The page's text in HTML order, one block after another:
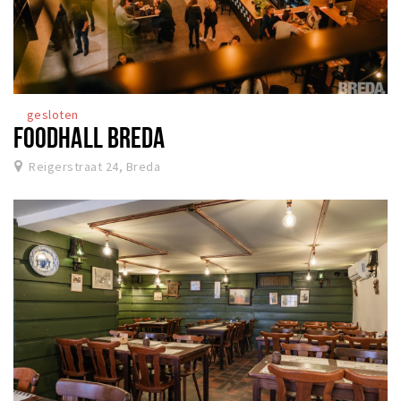
gesloten
FOODHALL BREDA
Reigerstraat 24, Breda